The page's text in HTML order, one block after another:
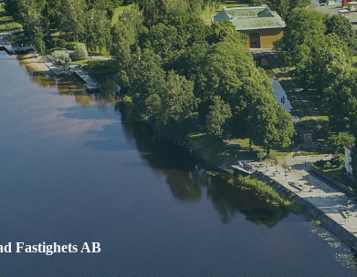
Fastighets AB